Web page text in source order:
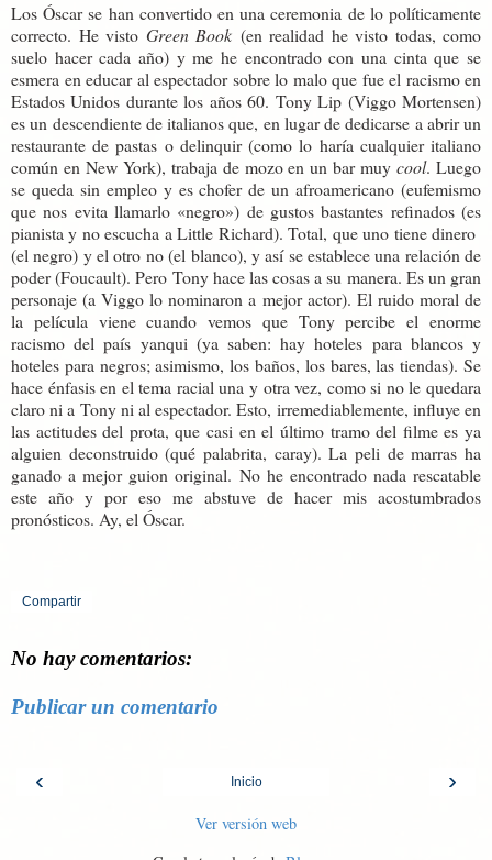
Los Óscar se han convertido en una ceremonia de lo políticamente
correcto. He visto Green Book (en realidad he visto todas, como
suelo hacer cada año) y me he encontrado con una cinta que se
esmera en educar al espectador sobre lo malo que fue el racismo en
Estados Unidos durante los años 60. Tony Lip (Viggo Mortensen)
es un descendiente de italianos que, en lugar de dedicarse a abrir un
restaurante de pastas o delinquir (como lo haría cualquier italiano
común en New York), trabaja de mozo en un bar muycool. Luego
se queda sin empleo y es chofer de un afroamericano (eufemismo
que nos evita llamarlo «negro») de gustos bastantes refinados (es
pianista y no escucha a Little Richard). Total, que uno tiene dinero
(el negro) y el otro no (el blanco), y así se establece una relación de
poder (Foucault). Pero Tony hace las cosas a su manera. Es un gran
personaje (a Viggo lo nominaron a mejor actor). El ruido moral de
la película viene cuando vemos que Tony percibe el enorme
racismo del país yanqui (ya saben: hay hoteles para blancos y
hoteles para negros; asimismo, los baños, los bares, las tiendas). Se
hace énfasis en el tema racial una y otra vez, como si no le quedara
claro ni a Tony ni al espectador. Esto, irremediablemente, influye en
las actitudes del prota, que casi en el último tramo del filme es ya
alguien deconstruido (qué palabrita, caray). La peli de marras ha
ganado a mejor guion original. No he encontrado nada rescatable
este año y por eso me abstuve de hacer mis acostumbrados
pronósticos. Ay, el Óscar.
Compartir
No hay comentarios:
Publicar un comentario
‹ ›
Inicio
Ver versión web